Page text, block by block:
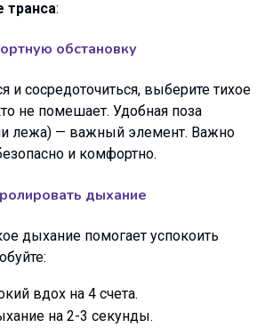
транса:
обстановку
и сосредоточиться, выберите тихое
не помешает. Удобная поза
лежа) — важный элемент. Важно
и комфортно.
дыхание
дыхание помогает успокоить
вдох на 4 счета.
на 2-3 секунды.